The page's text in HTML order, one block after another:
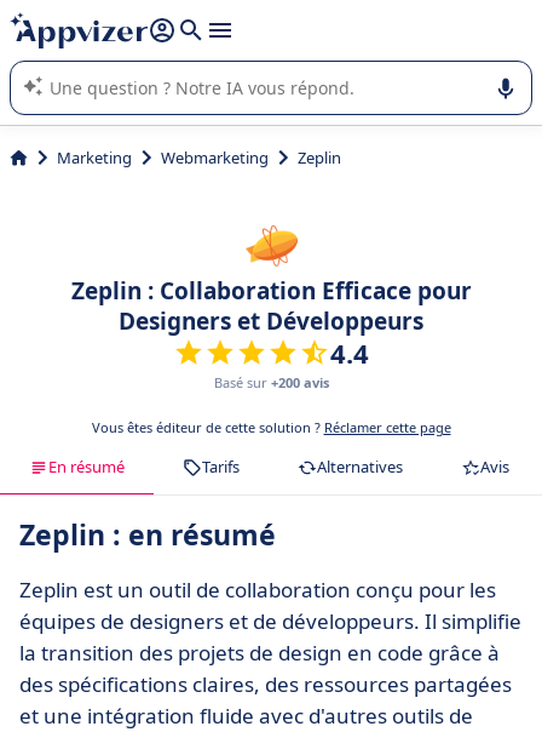
répondre (plusieurs lignes avec
L'IA de Appvizer vous guide dans l'utilisation ou la sélection de
logiciel SaaS en entreprise.
Marketing Webmarketing Zeplin
Zeplin : Collaboration Efficace pour
Designers et Développeurs
4.4
Basé sur +200 avis
Vous êtes éditeur de cette solution ? Réclamer cette page
En résumé Tarifs Alternatives Avis
Zeplin : en résumé
Zeplin est un outil de collaboration conçu pour les
équipes de designers et de développeurs. Il simplifie
la transition des projets de design en code grâce à
des spécifications claires, des ressources partagées
et une intégration fluide avec d'autres outils de